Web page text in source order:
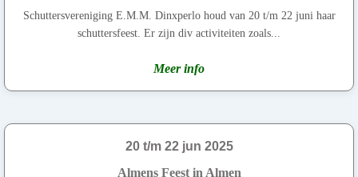
Schuttersvereniging E.M.M. Dinxperlo houd van 20 t/m 22 juni haar
schuttersfeest. Er zijn div activiteiten zoals...
Meer info
20 t/m 22 jun 2025
Almens Feest in Almen